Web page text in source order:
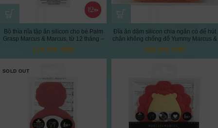
Bộ thìa nĩa tập ăn silicon cho bé Palm
Grasp Marcus & Marcus, từ 12 tháng –
Marcus
178.000 VNĐ
Đĩa ăn dặm silicon chia ngăn có đế hút
chân không chống đổ Yummy Marcus &
Marcus, cho bé từ 18 tháng – Marcus
328.000 VNĐ
SOLD OUT